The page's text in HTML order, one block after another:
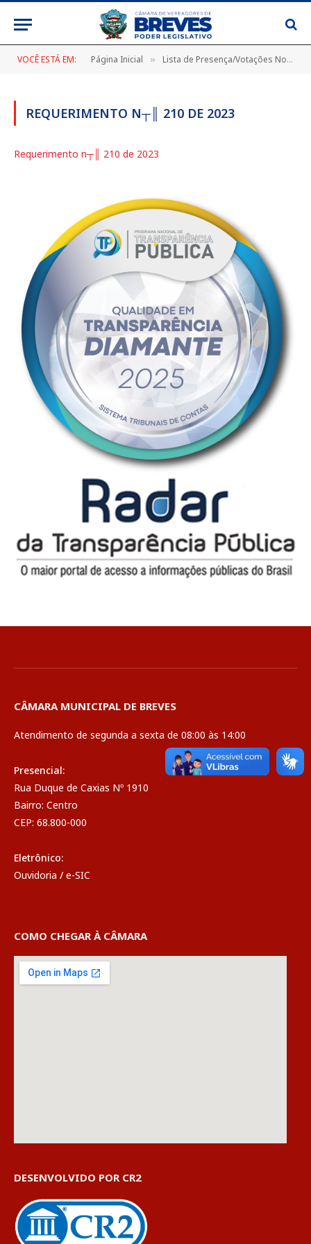
VOCÊ ESTÁ EM: Página Inicial » Lista de Presença/Votações Nominais
REQUERIMENTO N┬║ 210 DE 2023
Requerimento n┬║ 210 de 2023
CÂMARA MUNICIPAL DE BREVES
Atendimento de segunda a sexta de 08:00 às 14:00
Presencial:
Rua Duque de Caxias Nº 1910
Bairro: Centro
CEP: 68.800-000
Eletrônico:
Ouvidoria / e-SIC
COMO CHEGAR À CÂMARA
DESENVOLVIDO POR CR2